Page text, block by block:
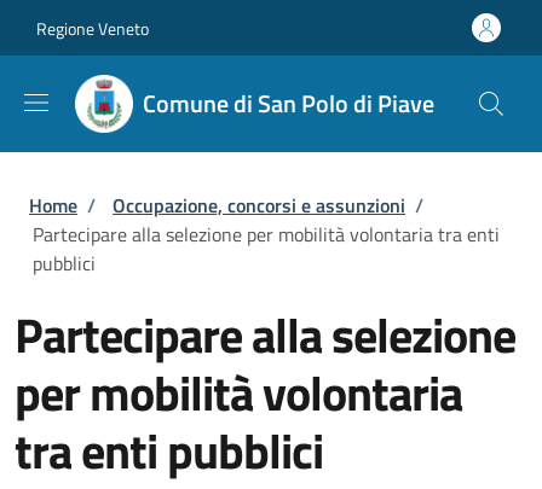
Regione Veneto
Comune di San Polo di Piave
Briciole di pane
Home / Occupazione, concorsi e assunzioni /
Partecipare alla selezione per mobilità volontaria tra enti
pubblici
Partecipare alla selezione
per mobilità volontaria
tra enti pubblici